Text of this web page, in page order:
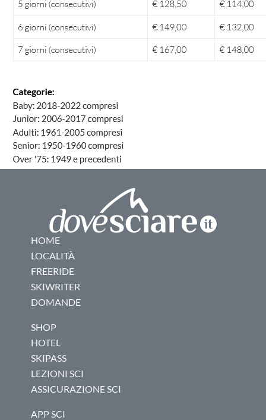
HOME
LOCALITÀ
FREERIDE
SKIWRITER
DOMANDE
SHOP
HOTEL
SKIPASS
LEZIONI SCI
ASSICURAZIONE SCI
APP SCI